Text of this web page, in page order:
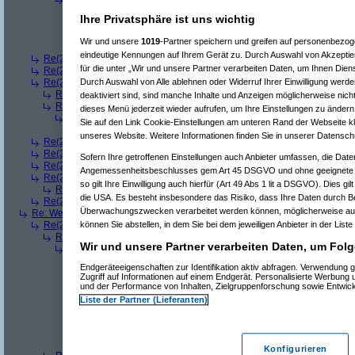
Re(6): Welches ETWAS hab ihr bekommen..
Re(8): Welches ETWAS hab ihr bekommen..(
Re(2): Welches ETWAS hab ihr bekommen..( q.e.d.am 23.12.2008,
Re(2): Welches ETWAS hab ihr bekommen..(Roliam 23.12.2008,
Re(2): Welches ETWAS hab ihr bekommen..(bart99am 23.12.2008,
Re(3): Welches ETWAS hab ihr bekommen..(playazam 23.12.2008,
Re(3): Welches ETWAS hab ihr bekommen.. (monster23am
Re(4): Welches ETWAS hab ihr bekommen..(bart99 am
Re(5): Welches ETWAS hab ihr bekommen.. ( monster23
am
Re(2): Welches ETWAS hab ihr bekommen.. (femaleam 23.12.2008,
Re(2): Welches ETWAS hab ihr bekommen..(User6465am
Re(2): Welches ETWAS hab ihr bekommen.. ( playazam 23.12.2008,
Re(2): Welches ETWAS hab ihr bekommen..
am 23.12.2008,
Re(3): Welches ETWAS hab ihr bekommen.. (monster23am
Re(2): Welches ETWAS hab ihr bekommen..(User284 am 23.12.2008,
Re: Welches ETWAS hab ihr bekommen..( Diallam 23.12.2008, 09:01:20)
Re(2): Welches ETWAS hab ihr bekommen..(ddrobescham
Re(3): Welches ETWAS hab ihr bekommen..
Re(4): Welches ETWAS hab ihr bekommen..(Games2Game am
Re(6): Welches ETWAS hab ihr bekommen..(q.e.d. am
Re(5): Welches ETWAS hab ihr bekommen..(q.e.d. am
Re(6): Welches ETWAS hab ihr bekommen..
Re(7): Welches ETWAS hab ihr bekommen..
Re(9): Welches ETWAS hab ihr bekommen..(q.e.d.
Re(5): Welches ETWAS hab ihr bekommen..( monster23
Ihre Privatsphäre ist uns wichtig
Wir und unsere 1019-Partner speichern und greifen auf
eindeutige Kennungen auf Ihrem Gerät zu. Durch Auswahl von
für die unter „Wir und unsere Partner verarbeiten Daten, um Ihnen
Durch Auswahl von Alle ablehnen oder Widerruf Ihrer Einwilligung
deaktiviert sind, sind manche Inhalte und Anzeigen möglicherweise
dieses Menü jederzeit wieder aufrufen, um Ihre Einstellungen zu
Sie auf den Link Cookie-Einstellungen am unteren Rand der Webseite
unseres Website. Weitere Informationen finden Sie in unserer
Sofern Ihre getroffenen Einstellungen auch Anbieter umfassen, die
Angemessenheitsbeschlusses gem Art 45 DSGVO und ohne
so gilt Ihre Einwilligung auch hierfür (Art 49 Abs 1 lit a DSGVO). Dies
die USA. Es besteht insbesondere das Risiko, dass Ihre Daten durch
Überwachungszwecken verarbeitet werden können, möglicherweise
können Sie abstellen, in dem Sie bei dem jeweiligen Anbieter in der
Wir und unsere Partner verarbeiten Daten, um
Endgeräteeigenschaften zur Identifikation aktiv abfragen. Verwendung
Zugriff auf Informationen auf einem Endgerät. Personalisierte Werbung
und der Performance von Inhalten, Zielgruppenforschung sowie
Liste der Partner (Lieferanten)
Konfigurieren